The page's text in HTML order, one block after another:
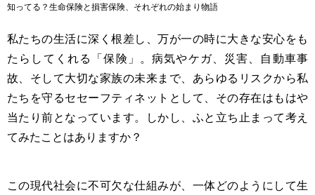
知ってる？生命保険と損害保険、それぞれの始まり物語
私たちの生活に深く根差し、万が一の時に大きな安心をも
たらしてくれる「保険」。病気やケガ、災害、自動車事
故、そして大切な家族の未来まで、あらゆるリスクから私
たちを守るセセーフティネットとして、その存在はもはや
当たり前となっています。しかし、ふと立ち止まって考え
てみたことはありますか？
この現代社会に不可欠な仕組みが、一体どのようにして生